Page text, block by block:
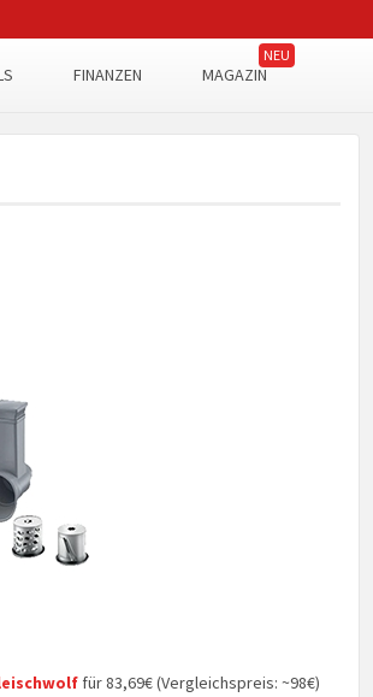
FINANZEN MAGAZIN
für 83,69€ (Vergleichspreis: ~98€)